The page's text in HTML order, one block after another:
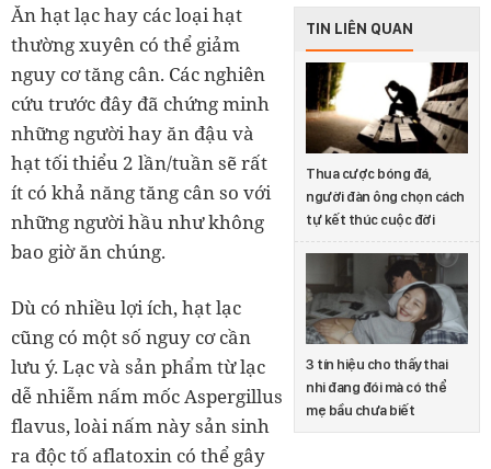
TIN LIÊN QUAN
Thua cược bóng đá,
người đàn ông chọn cách
tự kết thúc cuộc đời
3 tín hiệu cho thấy thai
nhi đang đói mà có thể
mẹ bầu chưa biết
Ăn hạt lạc hay các loại hạt
thường xuyên có thể giảm
nguy cơ tăng cân. Các nghiên
cứu trước đây đã chứng minh
những người hay ăn đậu và
hạt tối thiểu 2 lần/tuần sẽ rất
ít có khả năng tăng cân so với
những người hầu như không
bao giờ ăn chúng.
Dù có nhiều lợi ích, hạt lạc
cũng có một số nguy cơ cần
lưu ý. Lạc và sản phẩm từ lạc
dễ nhiễm nấm mốc Aspergillus
flavus, loài nấm này sản sinh
ra độc tố aflatoxin có thể gây